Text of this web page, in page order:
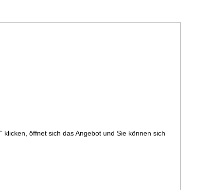
öffnet sich das Angebot und Sie können sich